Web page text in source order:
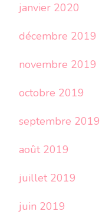
janvier 2020
décembre 2019
novembre 2019
octobre 2019
septembre 2019
août 2019
juillet 2019
juin 2019